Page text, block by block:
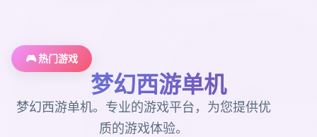
🎮 热门游戏
梦幻西游单机
梦幻西游单机。专业的游戏平台，为您提供优
质的游戏体验。